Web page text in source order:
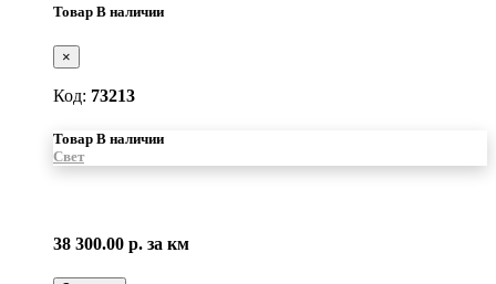
Товар В наличии
×
Код: 73213
Товар В наличии
Свет
38 300.00 р. за км